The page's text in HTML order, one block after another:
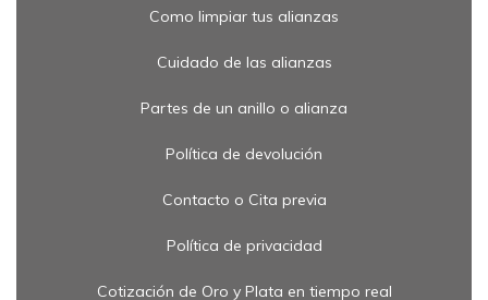
Como limpiar tus alianzas
Cuidado de las alianzas
Partes de un anillo o alianza
Política de devolución
Contacto o Cita previa
Política de privacidad
Cotización de Oro y Plata en tiempo real